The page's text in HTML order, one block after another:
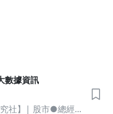
數據資訊
究社】| 股市●總經●